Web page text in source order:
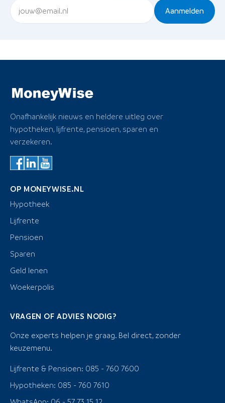
Aanmelden
Onafhankelijk nieuws en heldere uitleg over
hypotheken, lijfrente, pensioen, sparen en
verzekeren.
OP MONEYWISE.NL
Hypotheek
Lijfrente
Pensioen
Sparen
Geld lenen
Woekerpolis
VRAGEN OF ADVIES NODIG?
Onze experts helpen je graag. Bel direct, zonder
keuzemenu.
Lijfrente & Pensioen: 085 - 760 7600
Hypotheken: 085 - 760 7610